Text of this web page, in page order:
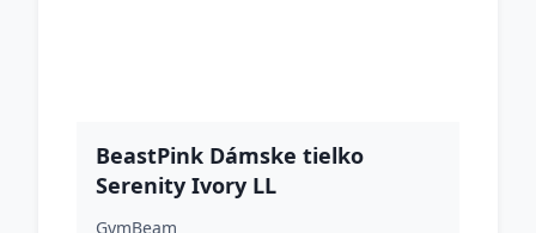
BeastPink Dámske tielko
Serenity Ivory LL
GymBeam